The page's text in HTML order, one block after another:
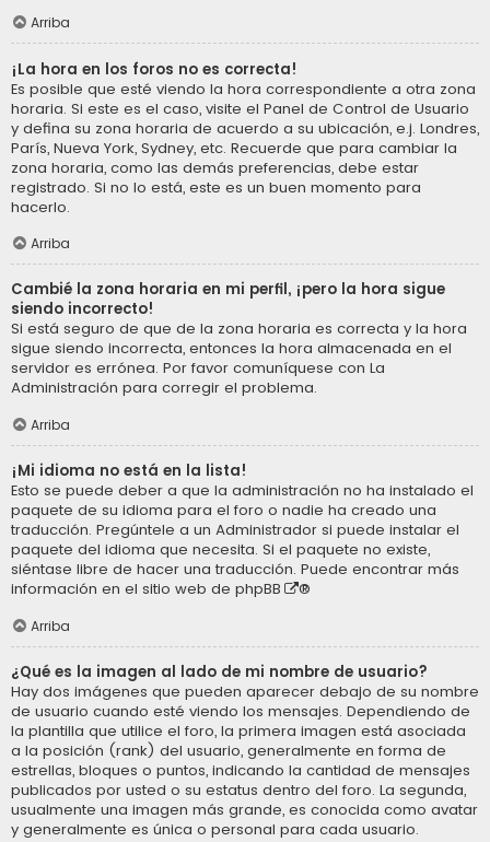
Arriba
¡La hora en los foros no es correcta!
Es posible que esté viendo la hora correspondiente a otra zona
horaria. Si este es el caso, visite el Panel de Control de Usuario
y defina su zona horaria de acuerdo a su ubicación, e.j. Londres,
París, Nueva York, Sydney, etc. Recuerde que para cambiar la
zona horaria, como las demás preferencias, debe estar
registrado. Si no lo está, este es un buen momento para
hacerlo.
Arriba
Cambié la zona horaria en mi perfil, ¡pero la hora sigue
siendo incorrecto!
Si está seguro de que de la zona horaria es correcta y la hora
sigue siendo incorrecta, entonces la hora almacenada en el
servidor es errónea. Por favor comuníquese con La
Administración para corregir el problema.
Arriba
¡Mi idioma no está en la lista!
Esto se puede deber a que la administración no ha instalado el
paquete de su idioma para el foro o nadie ha creado una
traducción. Pregúntele a un Administrador si puede instalar el
paquete del idioma que necesita. Si el paquete no existe,
siéntase libre de hacer una traducción. Puede encontrar más
información en el sitio web de phpBB ®
Arriba
¿Qué es la imagen al lado de mi nombre de usuario?
Hay dos imágenes que pueden aparecer debajo de su nombre
de usuario cuando esté viendo los mensajes. Dependiendo de
la plantilla que utilice el foro, la primera imagen está asociada
a la posición (rank) del usuario, generalmente en forma de
estrellas, bloques o puntos, indicando la cantidad de mensajes
publicados por usted o su estatus dentro del foro. La segunda,
usualmente una imagen más grande, es conocida como avatar
y generalmente es única o personal para cada usuario.